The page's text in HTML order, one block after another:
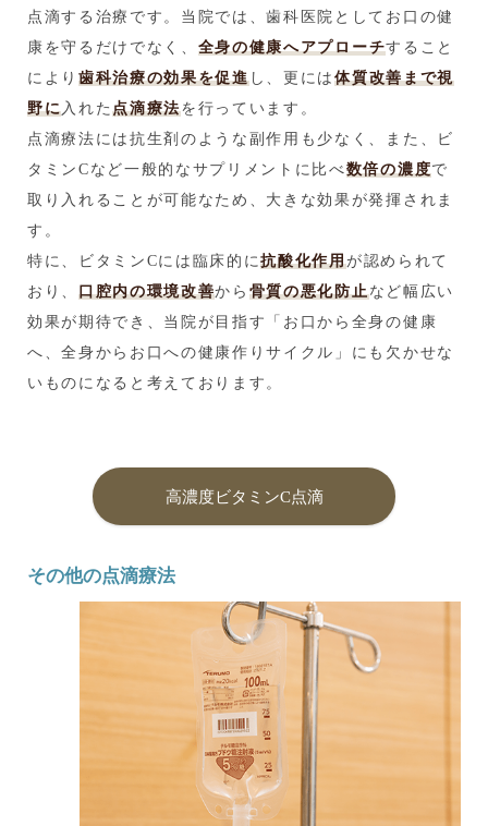
点滴する治療です。当院では、歯科医院としてお口の健
康を守るだけでなく、 全身の健康へアプローチすること
により 歯科治療の効果を促進し、更には体質改善まで視
野に入れた点滴療法を行っています。
点滴療法には抗生剤のような副作用も少なく、また、ビ
タミンCなど一般的なサプリメントに比べ数倍の濃度で
取り入れることが可能なため、大きな効果が発揮されま
す。
特に、ビタミンCには臨床的に抗酸化作用が認められて
おり、 口腔内の環境改善から 骨質の悪化防止など幅広い
効果が期待でき、当院が目指す「お口から全身の健康
へ、全身からお口への健康作りサイクル」にも欠かせな
いものになると考えております。
高濃度ビタミンC点滴
その他の点滴療法